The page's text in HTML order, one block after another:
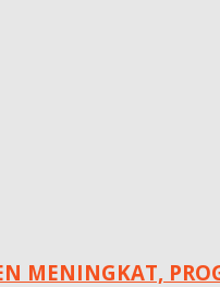
MENINGKAT,